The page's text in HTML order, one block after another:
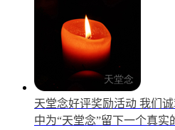
天堂念好评奖励活动 我们
中为“天堂念”留下一个真实